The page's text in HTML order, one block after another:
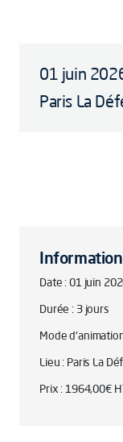
01 juin
Paris La
Date : 01 juin
Durée : 3 jours
Mode
Lieu : Paris La
Prix : 1964,00€